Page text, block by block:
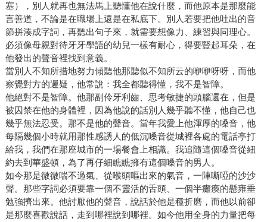
塞），別人就再也無法馬上聽懂他在說什麼，而他原本是那麼能
言善道，不論是在職場上還是在私底下。別人若要把他吐出的音
節拼湊成字詞，再聽出句子來，就需要想像力、練習與同理心。
必須像母親對待牙牙學語的幼兒一樣有耐心，得要豎起耳朵，在
他發出的聲音裡找到意義。
當別人不知所措地努力傾聽他那聽似不知所云的咿咿呀呀，而他
察覺對方的遲疑，他常說：我全都聽得懂，我不是智障。
他絕對不是智障。他那副伶牙利齒、思考敏捷的頭腦還在，但是
被囚禁在他的身體裡，因為他說的話別人幾乎聽不懂，他自己也
幾乎無法忍受。那不是他的聲音。當年我愛上他渾厚的嗓音，他
每隔幾個小時就用那性感誘人的低沉嗓音從城裡各處的電話亭打
給我，我們在那座城市的一場餐會上相識。我追隨這個嗓音從紐
約去到華盛頓，為了再仔細瞧瞧擁有這個嗓音的男人。
如今那是微微喘不過氣、從喉頭嘔出來的氣音，一陣嘶啞的沙沙
聲。那些字詞必須要靠一個不靈活的舌頭、一個半癱瘓的懸雍垂
勉強擠出來。他討厭他的聲音，說話於他是種折磨，而他以前卻
是那麼喜歡說話，走到哪裡說到哪裡。如今他用全身的力量把每